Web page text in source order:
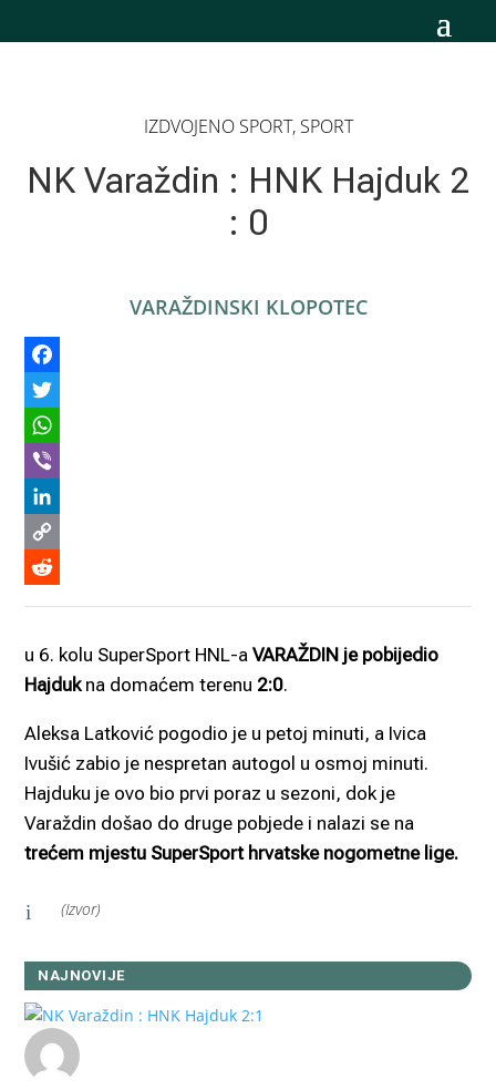
IZDVOJENO SPORT, SPORT
NK Varaždin : HNK Hajduk 2
: 0
VARAŽDINSKI KLOPOTEC
Link
Reddit
u 6. kolu SuperSport HNL-aVARAŽDIN je pobijedio
Hajdukna domaćem terenu 2:0.
Aleksa Latković pogodio je u petoj minuti, a Ivica
Ivušić zabio je nespretan autogol u osmoj minuti.
Hajduku je ovo bio prvi poraz u sezoni, dok je
Varaždin došao do druge pobjede i nalazi se na
trećem mjestu SuperSport hrvatske nogometne lige.
i (Izvor)
NAJNOVIJE